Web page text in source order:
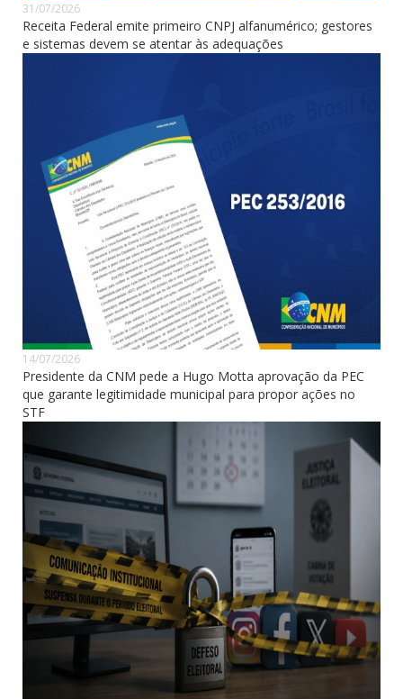
31/07/2026
Receita Federal emite primeiro CNPJ alfanumérico; gestores
e sistemas devem se atentar às adequações
14/07/2026
Presidente da CNM pede a Hugo Motta aprovação da PEC
que garante legitimidade municipal para propor ações no
STF